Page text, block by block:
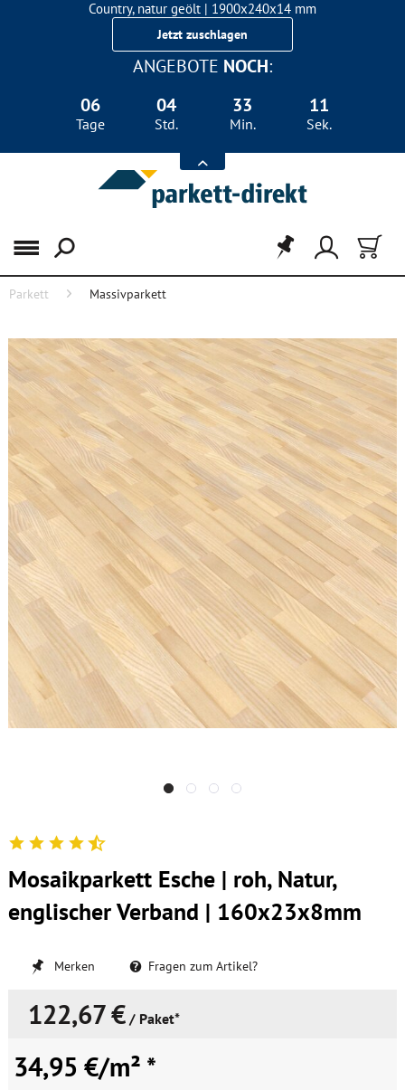
Country, natur geölt | 1900x240x14 mm
240 mm Breitdiele Eiche für nur 36,50 €/m²
Jetzt zuschlagen
ANGEBOTE NOCH:
06
Tage
04
Std.
33
Min.
10
Sek.
Menü
Parkett Massivparkett
Mosaikparkett Esche | roh, Natur,
englischer Verband | 160x23x8mm
Merken Fragen zum Artikel?
122,67 € / Paket*
34,95 €/m² *